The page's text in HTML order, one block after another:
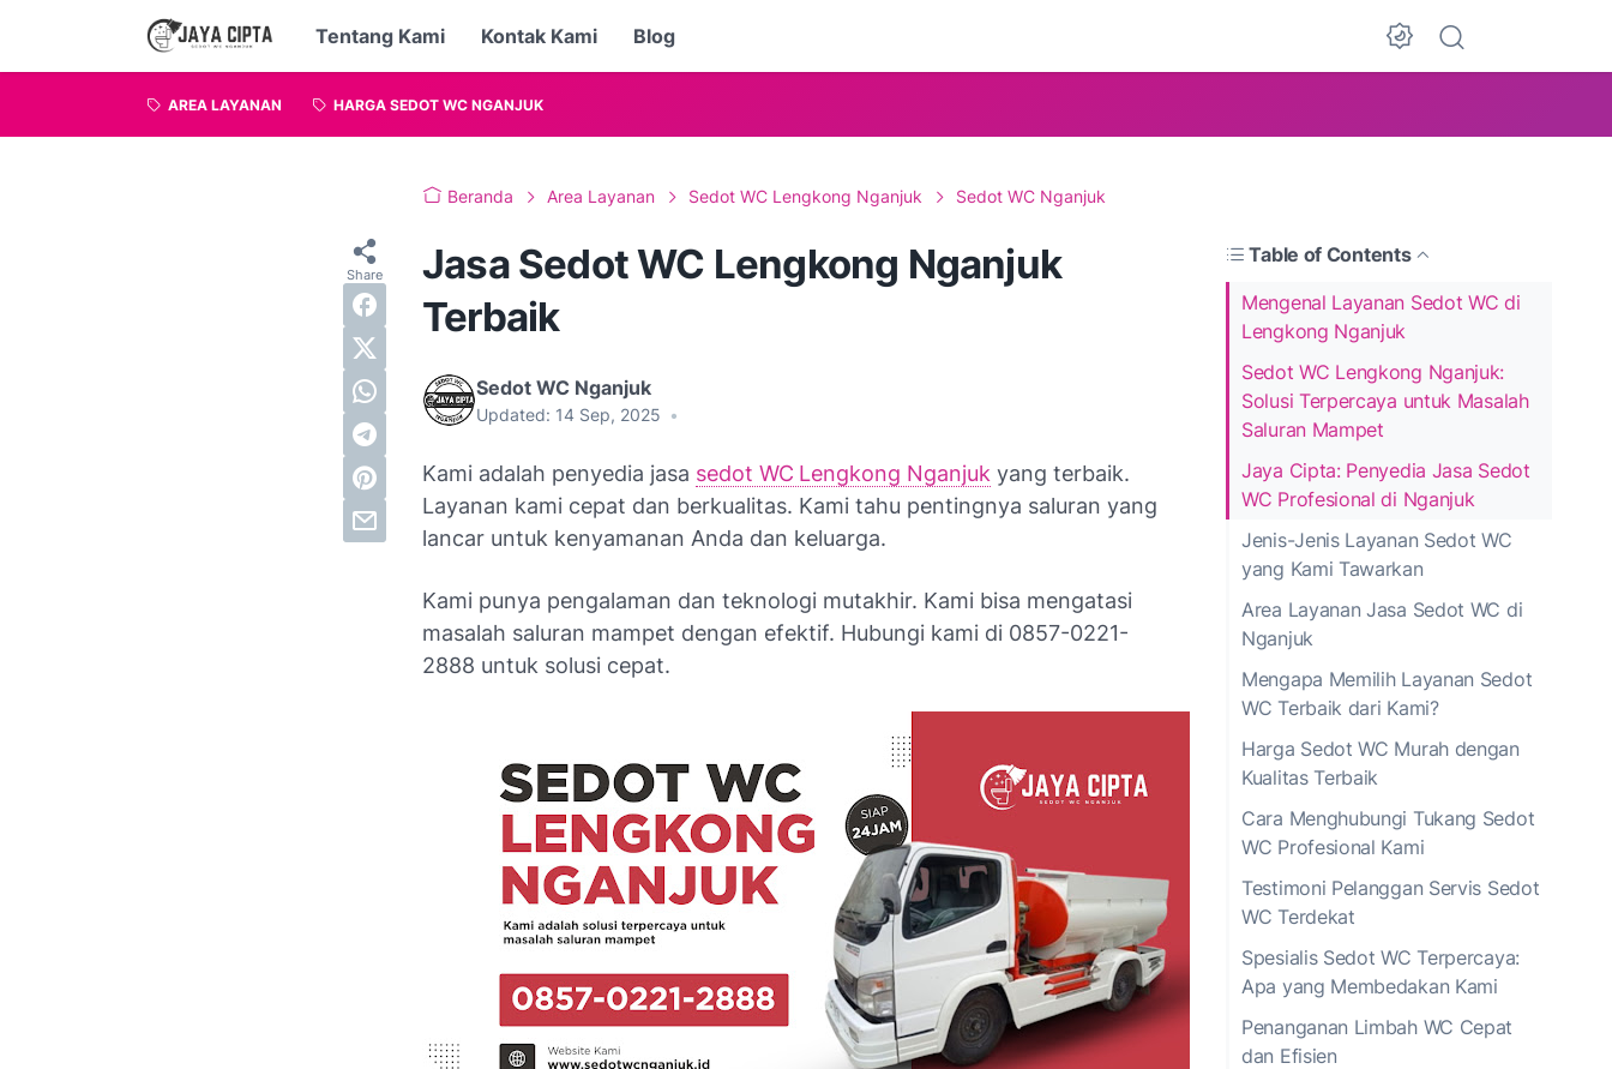
Tentang Kami Kontak Kami Blog
AREA LAYANAN HARGA SEDOT WC NGANJUK
Beranda Area Layanan Sedot WC Lengkong Nganjuk Sedot WC Nganjuk
Jasa Sedot WC Lengkong Nganjuk
Terbaik
Sedot WC Nganjuk
Updated: 14 Sep, 2025 •
Table of Contents
Mengenal Layanan Sedot WC di
Lengkong Nganjuk
Sedot WC Lengkong Nganjuk:
Solusi Terpercaya untuk Masalah
Saluran Mampet
Jaya Cipta: Penyedia Jasa Sedot
WC Profesional di Nganjuk
Jenis-Jenis Layanan Sedot WC
yang Kami Tawarkan
Area Layanan Jasa Sedot WC di
Nganjuk
Mengapa Memilih Layanan Sedot
WC Terbaik dari Kami?
Harga Sedot WC Murah dengan
Kualitas Terbaik
Cara Menghubungi Tukang Sedot
WC Profesional Kami
Testimoni Pelanggan Servis Sedot
WC Terdekat
Spesialis Sedot WC Terpercaya:
Apa yang Membedakan Kami
Penanganan Limbah WC Cepat
dan Efisien
Kami adalah penyedia jasa sedot WC Lengkong Nganjuk yang terbaik.
Layanan kami cepat dan berkualitas. Kami tahu pentingnya saluran yang
lancar untuk kenyamanan Anda dan keluarga.
Kami punya pengalaman dan teknologi mutakhir. Kami bisa mengatasi
masalah saluran mampet dengan efektif. Hubungi kami di 0857-0221-
2888 untuk solusi cepat.